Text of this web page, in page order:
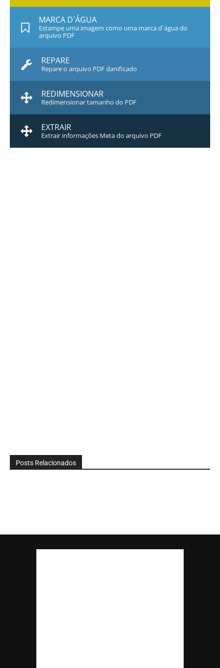
MARCA D`ÁGUA
Estampe uma imagem como uma marca d`água do
arquivo PDF
REPARE
Repare o arquivo PDF danificado
REDIMENSIONAR
Redimensionar tamanho do PDF
EXTRAIR
Extrair informações Meta do arquivo PDF
Posts Relacionados